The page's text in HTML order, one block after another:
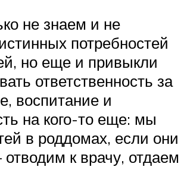
не знаем и не
потребностей
но еще и привыкли
ответственность за
воспитание и
на кого-то еще: мы
в роддомах, если они
к врачу, отдаем